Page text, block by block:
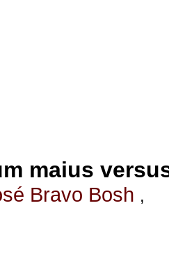
maius
Bravo Bosh ,